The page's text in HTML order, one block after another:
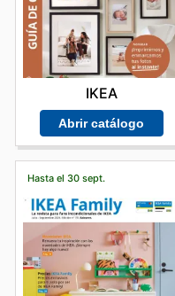
IKEA
Abrir catálogo
Hasta el 30 sept.